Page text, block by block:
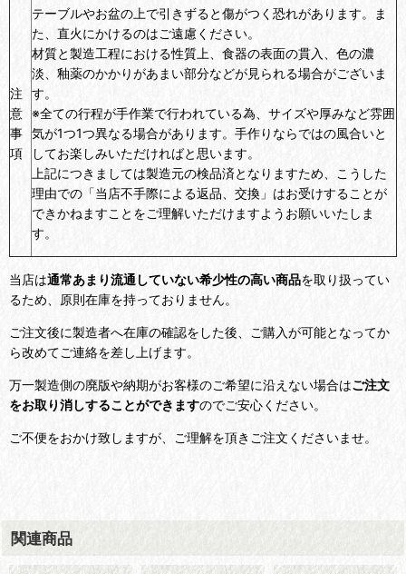
注
意
事
項
テーブルやお盆の上で引きずると傷がつく恐れがあります。ま
た、直火にかけるのはご遠慮ください。
材質と製造工程における性質上、食器の表面の貫入、色の濃
淡、釉薬のかかりがあまい部分などが見られる場合がございま
す。
※全ての行程が手作業で行われている為、サイズや厚みなど雰囲
気が1つ1つ異なる場合があります。手作りならではの風合いと
してお楽しみいただければと思います。
上記につきましては製造元の検品済となりますため、こうした
理由での「当店不手際による返品、交換」はお受けすることが
できかねますことをご理解いただけますようお願いいたしま
す。
当店は通常あまり流通していない希少性の高い商品を取り扱ってい
るため、原則在庫を持っておりません。
ご注文後に製造者へ在庫の確認をした後、ご購入が可能となってか
ら改めてご連絡を差し上げます。
万一製造側の廃版や納期がお客様のご希望に沿えない場合はご注文
をお取り消しすることができますのでご安心ください。
ご不便をおかけ致しますが、ご理解を頂きご注文くださいませ。
関連商品